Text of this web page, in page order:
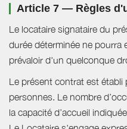
Article 7 — Règles
Le locataire signataire du
durée déterminée ne pourra
prévaloir d'un quelconque
Le présent contrat est
personnes. Le nombre
la capacité d’accueil